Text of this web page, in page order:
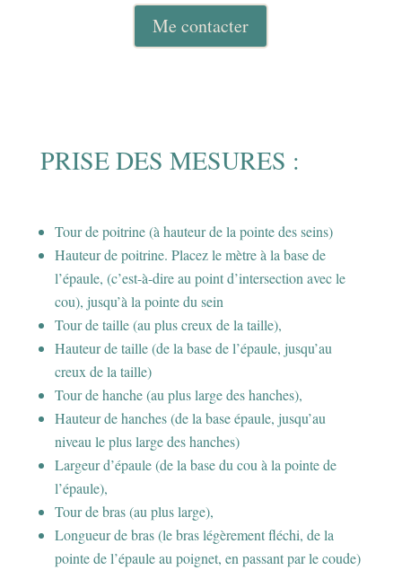
Me contacter
PRISE DES MESURES :
Tour de poitrine (à hauteur de la pointe des seins)
Hauteur de poitrine. Placez le mètre à la base de
l’épaule, (c’est-à-dire au point d’intersection avec le
cou), jusqu’à la pointe du sein
Tour de taille (au plus creux de la taille),
Hauteur de taille (de la base de l’épaule, jusqu’au
creux de la taille)
Tour de hanche (au plus large des hanches),
Hauteur de hanches (de la base épaule, jusqu’au
niveau le plus large des hanches)
Largeur d’épaule (de la base du cou à la pointe de
l’épaule),
Tour de bras (au plus large),
Longueur de bras (le bras légèrement fléchi, de la
pointe de l’épaule au poignet, en passant par le coude)